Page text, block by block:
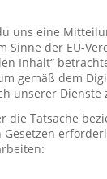
uns eine
der EU-
Inhalt“
gemäß dem
unserer Dienste
Tatsache